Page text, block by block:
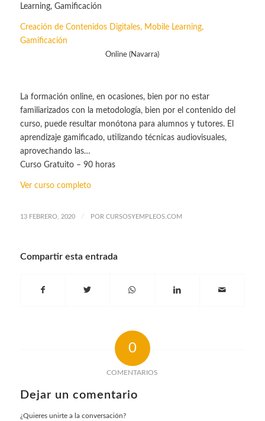
Creación de Contenidos Digitales, Mobile Learning,
Gamificación
Online (Navarra)
La formación online, en ocasiones, bien por no estar
familiarizados con la metodología, bien por el contenido del
curso, puede resultar monótona para alumnos y tutores. El
aprendizaje gamificado, utilizando técnicas audiovisuales,
aprovechando las…
Curso Gratuito – 90 horas
Ver curso completo
13 FEBRERO, 2020 / POR CURSOSYEMPLEOS.COM
Compartir esta entrada
0
COMENTARIOS
Dejar un comentario
¿Quieres unirte a la conversación?